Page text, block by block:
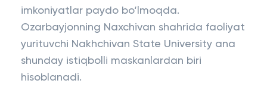
imkoniyatlar paydo bo‘lmoqda.
Ozarbayjonning Naxchivan shahrida faoliyat
yurituvchi Nakhchivan State University ana
shunday istiqbolli maskanlardan biri
hisoblanadi.